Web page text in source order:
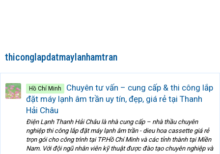
thiconglapdatmaylanhamtran
Hồ Chí Minh
Chuyên tư vấn – cung cấp & thi công lắp
đặt máy lạnh âm trần uy tín, đẹp, giá rẻ tại Thanh
Hải Châu
Điện Lạnh Thanh Hải Châu là nhà cung cấp – nhà thầu chuyên
nghiệp thi công lắp đặt máy lạnh âm trần - dieu hoa cassette giá rẻ
trọn gói cho công trình tại TP.Hồ Chí Minh và các tỉnh thành tại Miền
Nam. Với đội ngũ nhân viên kỹ thuật được đào tạo chuyên nghiệp và